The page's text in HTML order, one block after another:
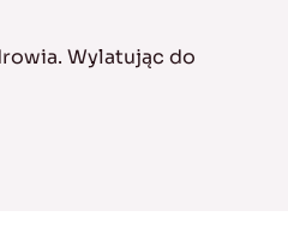
Wylatując do